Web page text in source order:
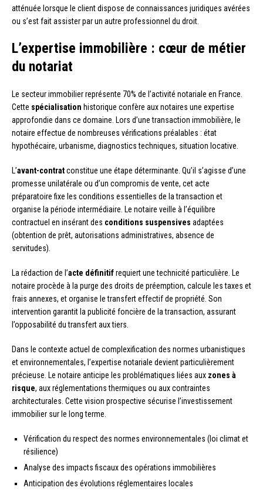
atténuée lorsque le client dispose de connaissances juridiques avérées
ou s’est fait assister par un autre professionnel du droit.
L’expertise immobilière : cœur de métier
du notariat
Le secteur immobilier représente 70% de l’activité notariale en France.
Cette spécialisation historique confère aux notaires une expertise
approfondie dans ce domaine. Lors d’une transaction immobilière, le
notaire effectue de nombreuses vérifications préalables : état
hypothécaire, urbanisme, diagnostics techniques, situation locative.
L’avant-contratconstitue une étape déterminante. Qu’il s’agisse d’une
promesse unilatérale ou d’un compromis de vente, cet acte
préparatoire fixe les conditions essentielles de la transaction et
organise la période intermédiaire. Le notaire veille à l’équilibre
contractuel en insérant des conditions suspensives adaptées
(obtention de prêt, autorisations administratives, absence de
servitudes).
La rédaction de l’acte définitifrequiert une technicité particulière. Le
notaire procède à la purge des droits de préemption, calcule les taxes et
frais annexes, et organise le transfert effectif de propriété. Son
intervention garantit la publicité foncière de la transaction, assurant
l’opposabilité du transfert aux tiers.
Dans le contexte actuel de complexification des normes urbanistiques
et environnementales, l’expertise notariale devient particulièrement
précieuse. Le notaire anticipe les problématiques liées aux zones à
risque, aux réglementations thermiques ou aux contraintes
architecturales. Cette vision prospective sécurise l’investissement
immobilier sur le long terme.
Vérification du respect des normes environnementales (loi climat et
résilience)
Analyse des impacts fiscaux des opérations immobilières
Anticipation des évolutions réglementaires locales